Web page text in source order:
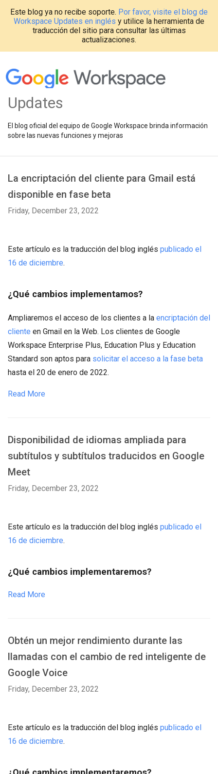
Este blog ya no recibe soporte. Por favor, visite el blog de
Workspace Updates en inglés y utilice la herramienta de
traducción del sitio para consultar las últimas
actualizaciones.
Updates
El blog oficial del equipo de Google Workspace brinda información
sobre las nuevas funciones y mejoras
La encriptación del cliente para Gmail está
disponible en fase beta
Friday, December 23, 2022
Este artículo es la traducción del blog inglés publicado el
16 de diciembre.
¿Qué cambios implementamos?
Ampliaremos el acceso de los clientes a la encriptación del
cliente en Gmail en la Web. Los clientes de Google
Workspace Enterprise Plus, Education Plus y Education
Standard son aptos para solicitar el acceso a la fase beta
hasta el 20 de enero de 2022.
Read More
Disponibilidad de idiomas ampliada para
subtítulos y subtítulos traducidos en Google
Meet
Friday, December 23, 2022
Este artículo es la traducción del blog inglés publicado el
16 de diciembre.
¿Qué cambios implementaremos?
Read More
Obtén un mejor rendimiento durante las
llamadas con el cambio de red inteligente de
Google Voice
Friday, December 23, 2022
Este artículo es la traducción del blog inglés publicado el
16 de diciembre.